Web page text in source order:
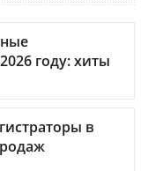
году: хиты
в